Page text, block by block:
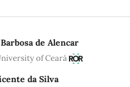
de Alencar
of Ceará
da Silva